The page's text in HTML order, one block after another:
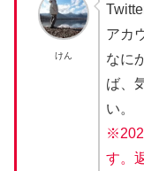
けん
アカ
なに
ば、
い。
す。